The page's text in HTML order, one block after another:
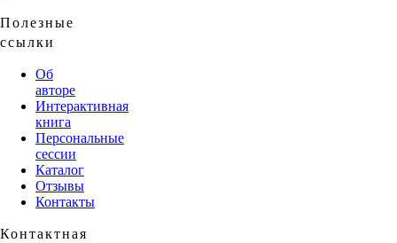
Полезные
ссылки
Об
авторе
Интерактивная
книга
Персональные
сессии
Каталог
Отзывы
Контакты
Контактная